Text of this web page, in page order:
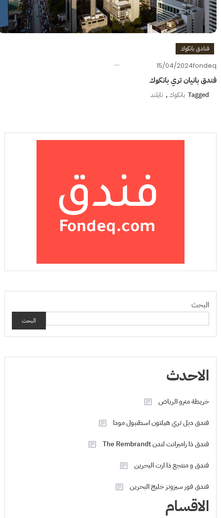
فنادق بانكوك
15/04/2024fondeq
فندق بانيان تري بانكوك
Tagged بانكوك , تايلند
البحث
البحث
الاحدث
خريطة مترو الرياض
فندق دبل تري هيلتون اسطنبول مودا
فندق ذا رامبرانت لندن The Rembrandt
فندق و منتجع ذا ارت البحرين
فندق فور سيزونز خليج البحرين
الاقسام